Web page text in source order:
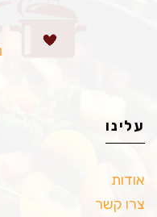
עלינו
אודות
צרו קשר